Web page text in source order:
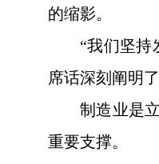
的缩影。
“我们坚持
席话深刻阐明
制造业是
重要支撑。